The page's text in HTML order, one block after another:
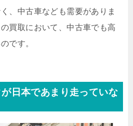
、中古車なども需要がありま
買取において、中古車でも高
です。
日本であまり走っていな